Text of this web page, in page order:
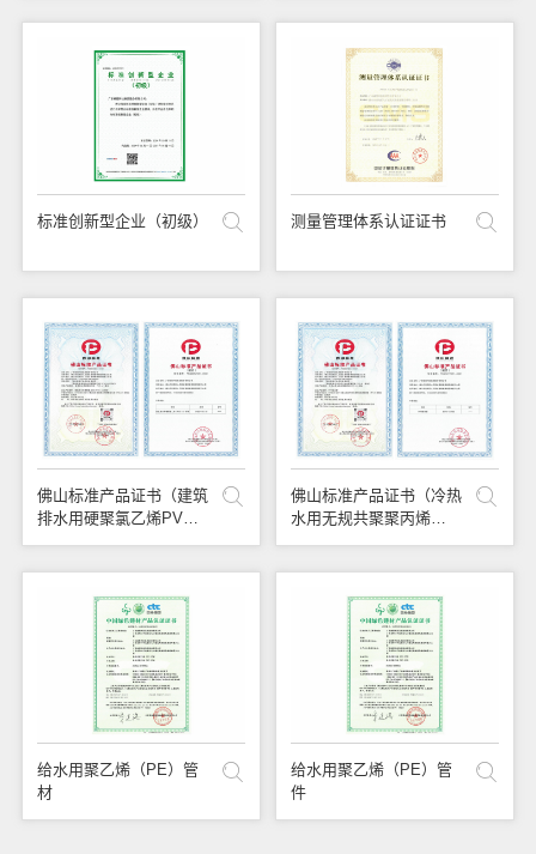
标准创新型企业（初级） 测量管理体系认证证书
佛山标准产品证书（建筑
排水用硬聚氯乙烯PVC-
U管材）
佛山标准产品证书（冷热
水用无规共聚聚丙烯
PPR管材）
给水用聚乙烯（PE）管
材
给水用聚乙烯（PE）管
件